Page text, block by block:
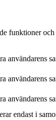
funktioner
användarens
användarens
användarens
endast i